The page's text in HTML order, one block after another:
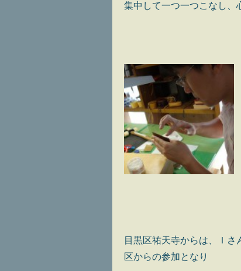
集中して一つ一つこなし、
目黒区祐天寺からは、Ｉ
区からの参加となり